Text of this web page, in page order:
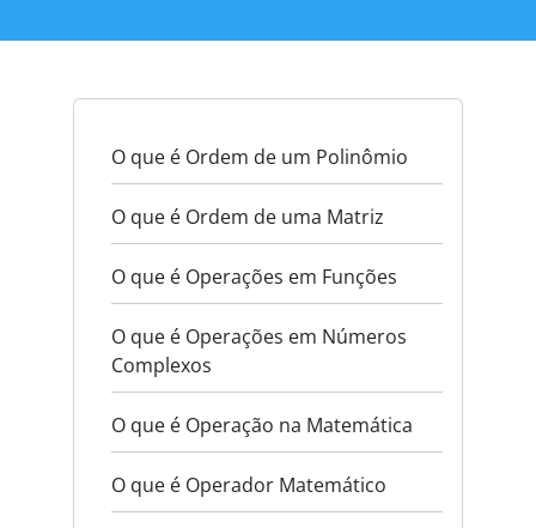
O que é Ordem de um Polinômio
O que é Ordem de uma Matriz
O que é Operações em Funções
O que é Operações em Números
Complexos
O que é Operação na Matemática
O que é Operador Matemático